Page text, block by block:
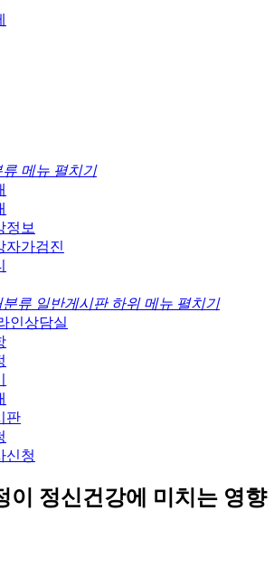
류 메뉴 펼치기
정보
자가검진
분류 일반게시판 하위 메뉴 펼치기
인상담실
판
신청
이 정신건강에 미치는 영향